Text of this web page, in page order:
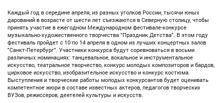
Каждый год в середине апреля, из разных уголков России, тысячи юных
дарований в возрасте от шести лет съезжаются в Северную столицу, чтобы
принять участие в ежегодном Международном фестивале-конкурсе
музыкально-художественного творчества "Праздник Детства". В этом году
фестиваль пройдет с 10 по 14 апреля в одном из лучших концертных залов
"Санкт-Петербург". Участники конкурса будут соревноваться в восьми
различных номинациях: танцевальное, вокальное и инструментальное
искусство, театральное творчество, конкурс молодых композиторов и бардов,
цирковое искусство, изобразительное искусство и конкурс костюма.
Выступления и творческие работы молодых конкурсантов будет оценивать
компетентное жюри в составе известных актеров, педагогов творческих
ВУЗов, режиссеров, деятелей культуры и искусств.